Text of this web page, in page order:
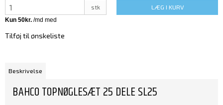
stk LÆG I KURV
Tilføj til ønskeliste
Beskrivelse
BAHCO TOPNØGLESÆT 25 DELE SL25